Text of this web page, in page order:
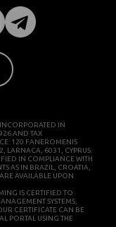
IN
AND TAX
120 FANEROMENIS
LARNACA, 6031, CYPRUS.
IN COMPLIANCE WITH
AS IN BRAZIL, CROATIA,
AVAILABLE UPON
IS CERTIFIED TO
SYSTEMS,
CERTIFICATE CAN BE
PORTAL USING THE